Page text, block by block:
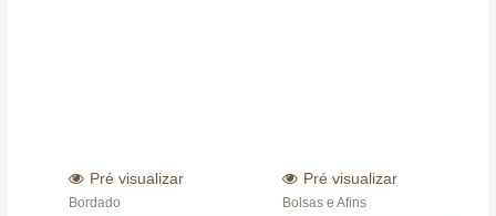
Pré visualizar
Bordado
Pré visualizar
Bolsas e Afins